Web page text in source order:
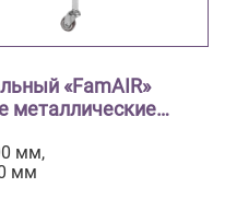
«FamAIR»
металлические
мм,
мм